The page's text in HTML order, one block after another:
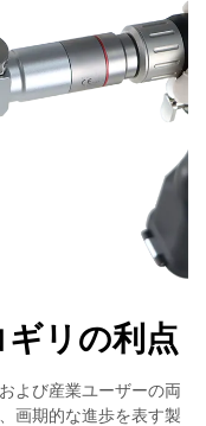
リの利点
よび産業ユーザーの両
画期的な進歩を表す製